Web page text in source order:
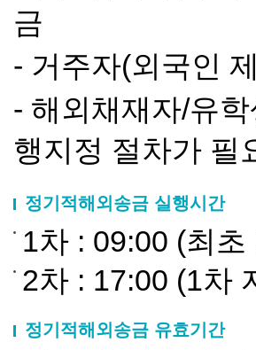
금
- 거주자(외국인
- 해외채재자/유
행지정 절차가 필
정기적해외송금 실행시간
1차 : 09:00 (최
2차 : 17:00 (1차
정기적해외송금 유효기간